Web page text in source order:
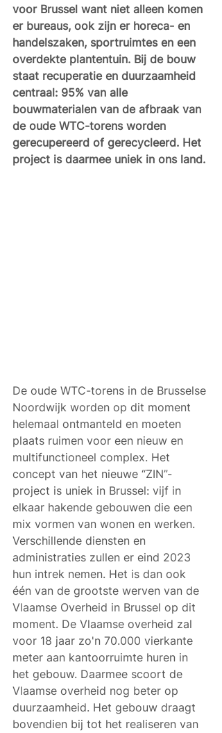
voor Brussel want niet alleen komen
er bureaus, ook zijn er horeca- en
handelszaken, sportruimtes en een
overdekte plantentuin. Bij de bouw
staat recuperatie en duurzaamheid
centraal: 95% van alle
bouwmaterialen van de afbraak van
de oude WTC-torens worden
gerecupereerd of gerecycleerd. Het
project is daarmee uniek in ons land.
De oude WTC-torens in de Brusselse
Noordwijk worden op dit moment
helemaal ontmanteld en moeten
plaats ruimen voor een nieuw en
multifunctioneel complex. Het
concept van het nieuwe “ZIN”-
project is uniek in Brussel: vijf in
elkaar hakende gebouwen die een
mix vormen van wonen en werken.
Verschillende diensten en
administraties zullen er eind 2023
hun intrek nemen. Het is dan ook
één van de grootste werven van de
Vlaamse Overheid in Brussel op dit
moment. De Vlaamse overheid zal
voor 18 jaar zo'n 70.000 vierkante
meter aan kantoorruimte huren in
het gebouw. Daarmee scoort de
Vlaamse overheid nog beter op
duurzaamheid. Het gebouw draagt
bovendien bij tot het realiseren van